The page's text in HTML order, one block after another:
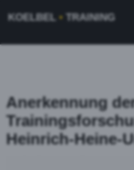
KOELBEL • TRAINING
Anerkennung
Heinrich-Heine-